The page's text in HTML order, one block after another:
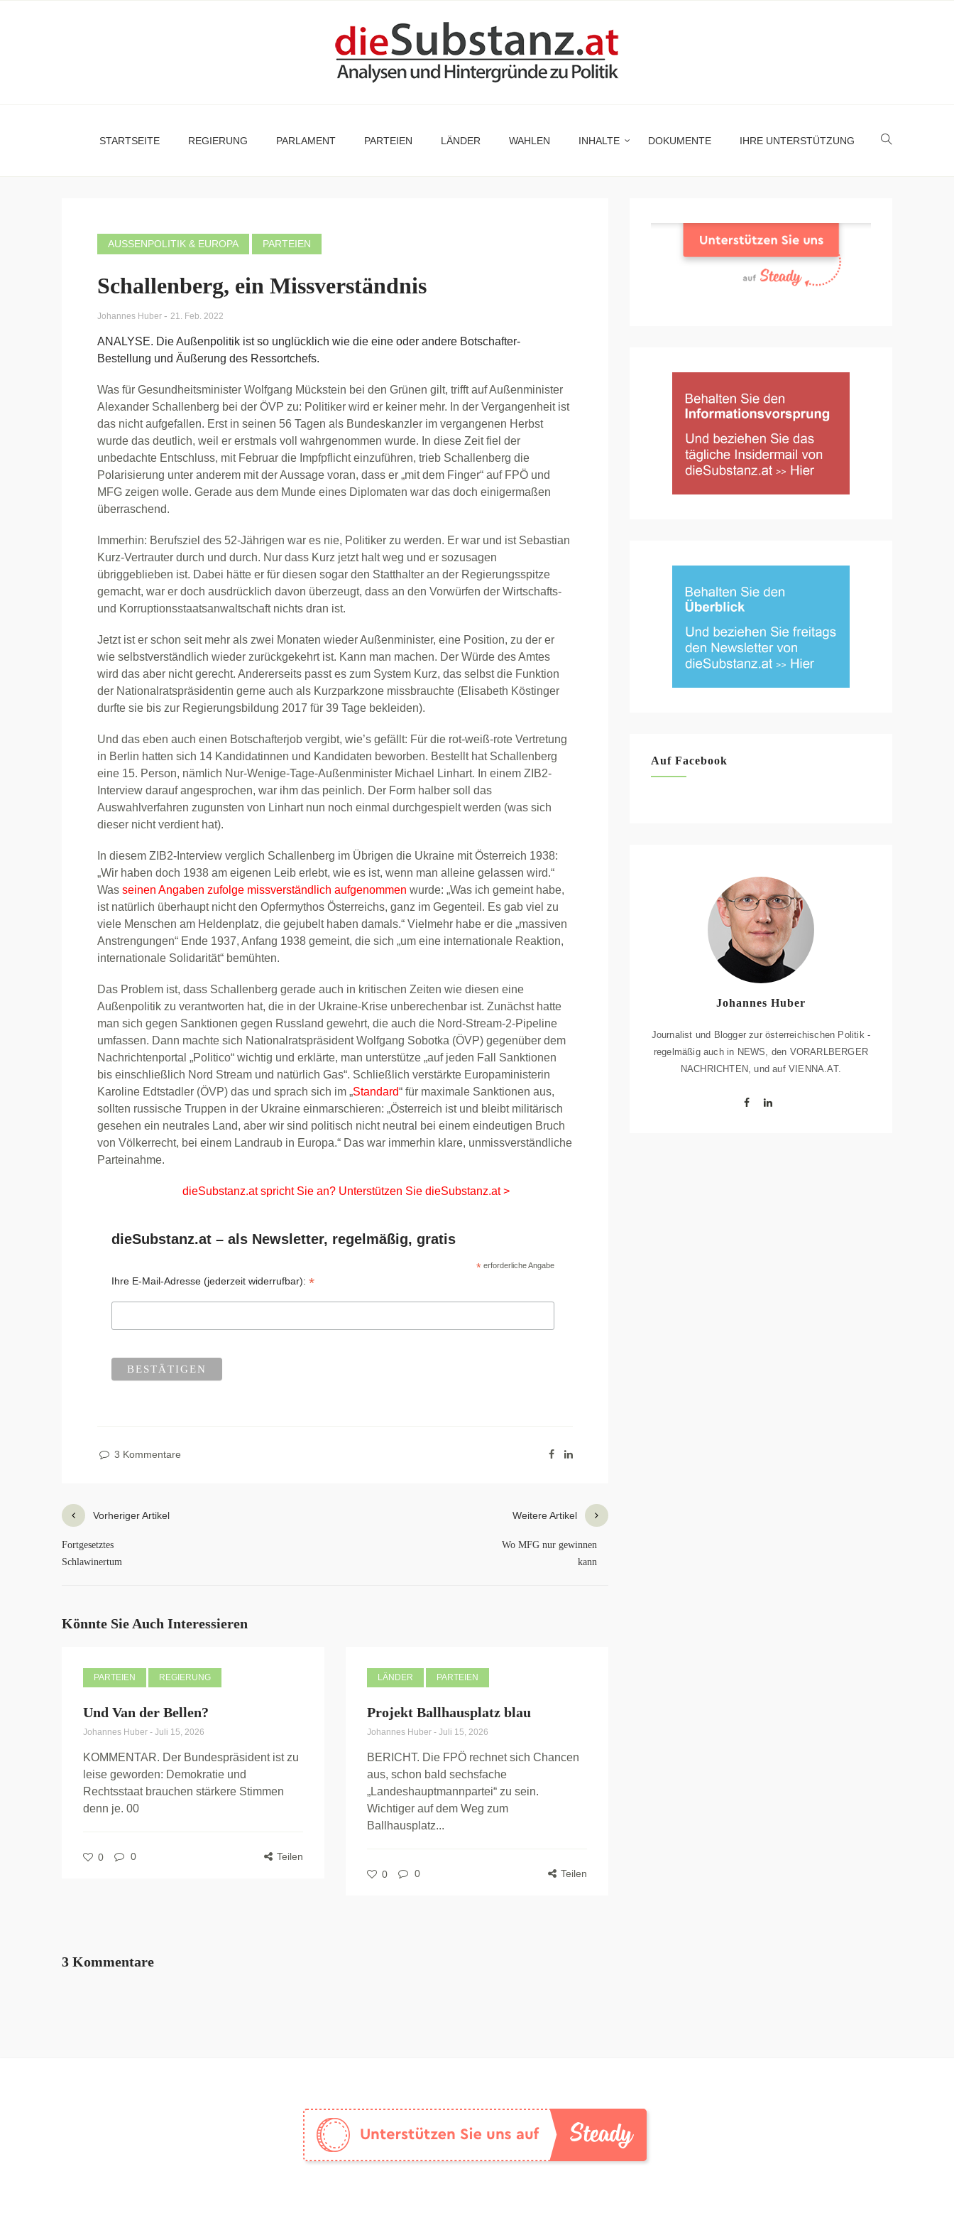
STARTSEITE REGIERUNG PARLAMENT PARTEIEN LÄNDER WAHLEN INHALTE DOKUMENTE IHRE UNTERSTÜTZUNG
AUSSENPOLITIK & EUROPA PARTEIEN
Schallenberg, ein Missverständnis
Johannes Huber - 21. Feb. 2022
ANALYSE. Die Außenpolitik ist so unglücklich wie die eine oder andere Botschafter-
Bestellung und Äußerung des Ressortchefs.
Was für Gesundheitsminister Wolfgang Mückstein bei den Grünen gilt, trifft auf Außenminister
Alexander Schallenberg bei der ÖVP zu: Politiker wird er keiner mehr. In der Vergangenheit ist
das nicht aufgefallen. Erst in seinen 56 Tagen als Bundeskanzler im vergangenen Herbst
wurde das deutlich, weil er erstmals voll wahrgenommen wurde. In diese Zeit fiel der
unbedachte Entschluss, mit Februar die Impfpflicht einzuführen, trieb Schallenberg die
Polarisierung unter anderem mit der Aussage voran, dass er „mit dem Finger“ auf FPÖ und
MFG zeigen wolle. Gerade aus dem Munde eines Diplomaten war das doch einigermaßen
überraschend.
Immerhin: Berufsziel des 52-Jährigen war es nie, Politiker zu werden. Er war und ist Sebastian
Kurz-Vertrauter durch und durch. Nur dass Kurz jetzt halt weg und er sozusagen
übriggeblieben ist. Dabei hätte er für diesen sogar den Statthalter an der Regierungsspitze
gemacht, war er doch ausdrücklich davon überzeugt, dass an den Vorwürfen der Wirtschafts-
und Korruptionsstaatsanwaltschaft nichts dran ist.
Jetzt ist er schon seit mehr als zwei Monaten wieder Außenminister, eine Position, zu der er
wie selbstverständlich wieder zurückgekehrt ist. Kann man machen. Der Würde des Amtes
wird das aber nicht gerecht. Andererseits passt es zum System Kurz, das selbst die Funktion
der Nationalratspräsidentin gerne auch als Kurzparkzone missbrauchte (Elisabeth Köstinger
durfte sie bis zur Regierungsbildung 2017 für 39 Tage bekleiden).
Und das eben auch einen Botschafterjob vergibt, wie’s gefällt: Für die rot-weiß-rote Vertretung
in Berlin hatten sich 14 Kandidatinnen und Kandidaten beworben. Bestellt hat Schallenberg
eine 15. Person, nämlich Nur-Wenige-Tage-Außenminister Michael Linhart. In einem ZIB2-
Interview darauf angesprochen, war ihm das peinlich. Der Form halber soll das
Auswahlverfahren zugunsten von Linhart nun noch einmal durchgespielt werden (was sich
dieser nicht verdient hat).
In diesem ZIB2-Interview verglich Schallenberg im Übrigen die Ukraine mit Österreich 1938:
„Wir haben doch 1938 am eigenen Leib erlebt, wie es ist, wenn man alleine gelassen wird.“
Was seinen Angaben zufolge missverständlich aufgenommen wurde: „Was ich gemeint habe,
ist natürlich überhaupt nicht den Opfermythos Österreichs, ganz im Gegenteil. Es gab viel zu
viele Menschen am Heldenplatz, die gejubelt haben damals.“ Vielmehr habe er die „massiven
Anstrengungen“ Ende 1937, Anfang 1938 gemeint, die sich „um eine internationale Reaktion,
internationale Solidarität“ bemühten.
Das Problem ist, dass Schallenberg gerade auch in kritischen Zeiten wie diesen eine
Außenpolitik zu verantworten hat, die in der Ukraine-Krise unberechenbar ist. Zunächst hatte
man sich gegen Sanktionen gegen Russland gewehrt, die auch die Nord-Stream-2-Pipeline
umfassen. Dann machte sich Nationalratspräsident Wolfgang Sobotka (ÖVP) gegenüber dem
Nachrichtenportal „Politico“ wichtig und erklärte, man unterstütze „auf jeden Fall Sanktionen
bis einschließlich Nord Stream und natürlich Gas“. Schließlich verstärkte Europaministerin
Karoline Edtstadler (ÖVP) das und sprach sich im „Standard“ für maximale Sanktionen aus,
sollten russische Truppen in der Ukraine einmarschieren: „Österreich ist und bleibt militärisch
gesehen ein neutrales Land, aber wir sind politisch nicht neutral bei einem eindeutigen Bruch
von Völkerrecht, bei einem Landraub in Europa.“ Das war immerhin klare, unmissverständliche
Parteinahme.
dieSubstanz.at spricht Sie an? Unterstützen Sie dieSubstanz.at >
dieSubstanz.at – als Newsletter, regelmäßig, gratis
* erforderliche Angabe
Ihre E-Mail-Adresse (jederzeit widerrufbar):*
3 Kommentare
Vorheriger Artikel
Fortgesetztes
Schlawinertum
Weitere Artikel
Wo MFG nur gewinnen
kann
Könnte Sie Auch Interessieren
PARTEIEN REGIERUNG
Und Van der Bellen?
Johannes Huber - Juli 15, 2026
KOMMENTAR. Der Bundespräsident ist zu
leise geworden: Demokratie und
Rechtsstaat brauchen stärkere Stimmen
denn je. 00
0 0 Teilen
LÄNDER PARTEIEN
Projekt Ballhausplatz blau
Johannes Huber - Juli 15, 2026
BERICHT. Die FPÖ rechnet sich Chancen
aus, schon bald sechsfache
„Landeshauptmannpartei“ zu sein.
Wichtiger auf dem Weg zum
Ballhausplatz...
0 0 Teilen
3 Kommentare
Auf Facebook
Johannes Huber
Journalist und Blogger zur österreichischen Politik -
regelmäßig auch in NEWS, den VORARLBERGER
NACHRICHTEN, und auf VIENNA.AT.